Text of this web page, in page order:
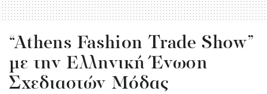
“Athens Fashion Trade Show”
με την Ελληνική Ένωση
Σχεδιαστών Μόδας